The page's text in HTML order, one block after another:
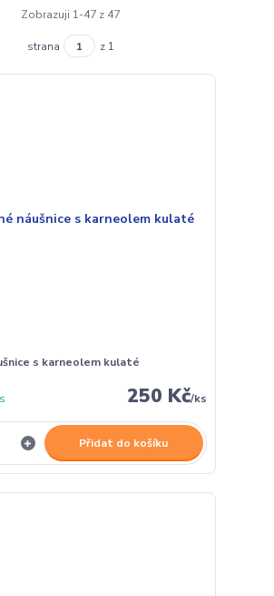
Zobrazuji 1-47 z 47
strana z 1
s karneolem kulaté
250 Kč/ks
Přidat do košíku